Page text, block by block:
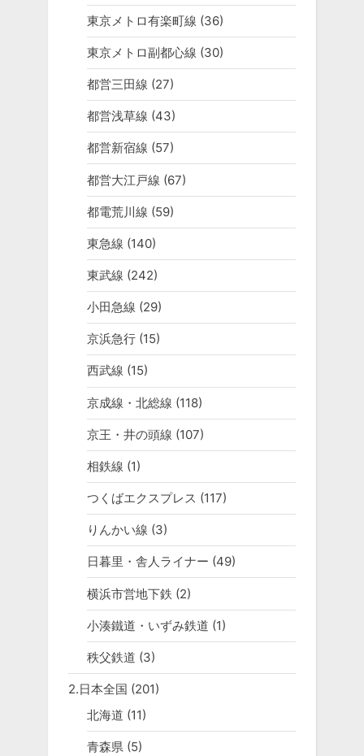
東京メトロ有楽町線 (36)
東京メトロ副都心線 (30)
都営三田線 (27)
都営浅草線 (43)
都営新宿線 (57)
都営大江戸線 (67)
都電荒川線 (59)
東急線 (140)
東武線 (242)
小田急線 (29)
京浜急行(15)
西武線 (15)
京成線・北総線 (118)
京王・井の頭線 (107)
相鉄線 (1)
つくばエクスプレス (117)
りんかい線 (3)
日暮里・舎人ライナー (49)
横浜市営地下鉄 (2)
小湊鐵道・いずみ鉄道 (1)
秩父鉄道 (3)
2.日本全国 (201)
北海道 (11)
青森県(5)